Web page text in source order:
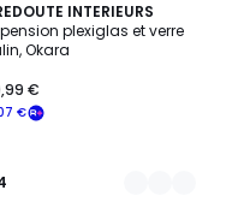
INTERIEURS
plexiglas et verre
Okara
€
€